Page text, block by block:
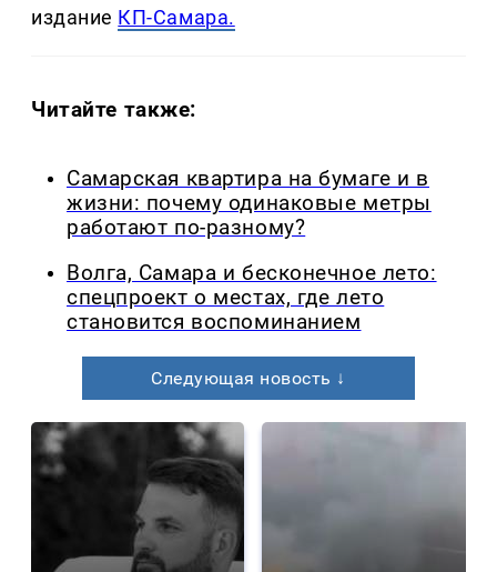
издание КП-Самара.
Читайте также:
Самарская квартира на бумаге и в
жизни: почему одинаковые метры
работают по-разному?
Волга, Самара и бесконечное лето:
спецпроект о местах, где лето
становится воспоминанием
Следующая новость ↓